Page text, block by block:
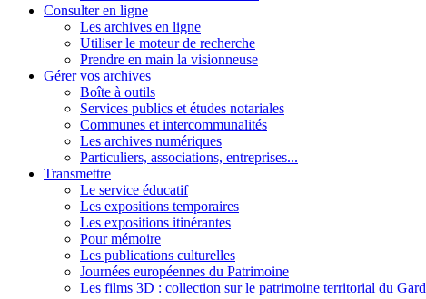
Consulter en ligne
Les archives en ligne
Utiliser le moteur de recherche
Prendre en main la visionneuse
Gérer vos archives
Boîte à outils
Services publics et études notariales
Communes et intercommunalités
Les archives numériques
Particuliers, associations, entreprises...
Transmettre
Le service éducatif
Les expositions temporaires
Les expositions itinérantes
Pour mémoire
Les publications culturelles
Journées européennes du Patrimoine
Les films 3D : collection sur le patrimoine territorial du Gard